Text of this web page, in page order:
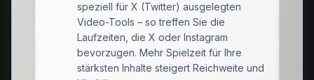
speziell für X (Twitter) ausgelegten
Video-Tools – so treffen Sie die
Laufzeiten, die X oder Instagram
bevorzugen. Mehr Spielzeit für Ihre
stärksten Inhalte steigert Reichweite und